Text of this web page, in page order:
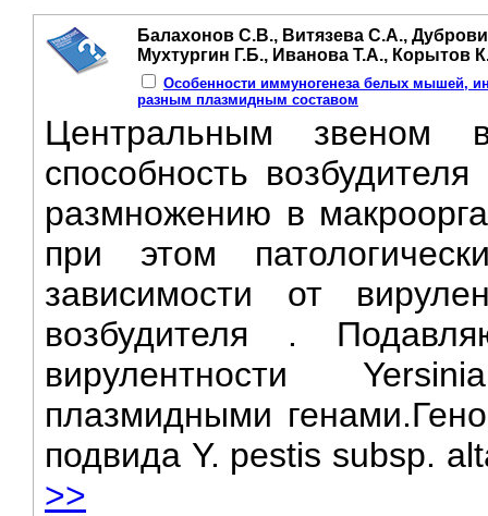
Балахонов С.В., Витязева С.А.,
Мухтургин Г.Б., Иванова Т.А., Корытов
Особенности иммуногенеза белых мышей,
разным плазмидным составом
Центральным звеном
способность
размножению в
при этом
зависимости от
возбудителя .
вирулентности
плазмидными
подвида Y. pestis subsp.
>>